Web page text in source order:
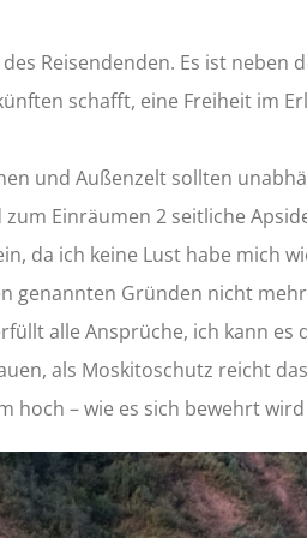
Reisendenden. Es ist neben
schafft, eine Freiheit im
und Außenzelt sollten
Einräumen 2 seitliche
da ich keine Lust habe mich
genannten Gründen nicht
alle Ansprüche, ich kann es
als Moskitoschutz reicht
hoch – wie es sich bewehrt